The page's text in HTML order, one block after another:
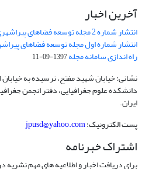
آخرین اخبار
انتشار شماره 2 مجله توسعه فضاهای پیراشهری
انتشار شماره اول مجله توسعه فضاهای
راه اندازی سامانه مجله1397-09-11
نشانی: خیابان شهید مفتح، نرسیده به خیابان
دانشکده علوم جغرافیایی، دفتر انجمن
ایران.
پست الکترونیک:jpusd@yahoo.com
اشتراک خبرنامه
برای دریافت اخبار و اطلاعیه های مهم